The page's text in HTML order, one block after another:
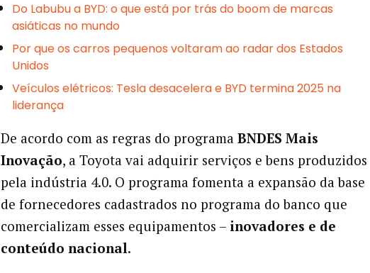
Do Labubu a BYD: o que está por trás do boom de marcas
asiáticas no mundo
Por que os carros pequenos voltaram ao radar dos Estados
Unidos
Veículos elétricos: Tesla desacelera e BYD termina 2025 na
liderança
De acordo com as regras do programa BNDES Mais
Inovação, a Toyota vai adquirir serviços e bens produzidos
pela indústria 4.0. O programa fomenta a expansão da base
de fornecedores cadastrados no programa do banco que
comercializam esses equipamentos – inovadores e de
conteúdo nacional.